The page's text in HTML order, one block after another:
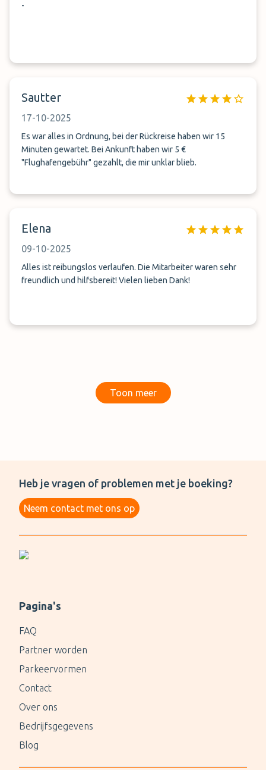
-
Sautter
17-10-2025
Es war alles in Ordnung, bei der Rückreise haben wir 15
Minuten gewartet. Bei Ankunft haben wir 5 €
"Flughafengebühr" gezahlt, die mir unklar blieb.
Elena
09-10-2025
Alles ist reibungslos verlaufen. Die Mitarbeiter waren sehr
freundlich und hilfsbereit! Vielen lieben Dank!
Toon meer
Heb je vragen of problemen met je boeking?
Neem contact met ons op
Pagina's
FAQ
Partner worden
Parkeervormen
Contact
Over ons
Bedrijfsgegevens
Blog